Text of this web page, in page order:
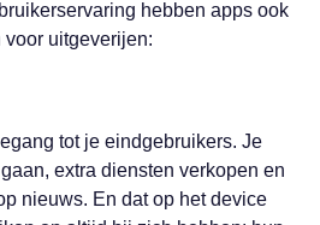
hebben apps ook
uitgeverijen:
tot je eindgebruikers. Je
extra diensten verkopen en
nieuws. En dat op het device